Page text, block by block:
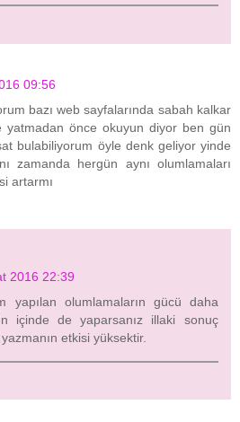
09:56
bazı web sayfalarında sabah kalkar
yatmadan önce okuyun diyor ben gün
bulabiliyorum öyle denk geliyor yinde
zamanda hergün aynı olumlamaları
artarmı
2016 22:39
yapılan olumlamaların gücü daha
içinde de yaparsanız illaki sonuç
yazmanın etkisi yüksektir.